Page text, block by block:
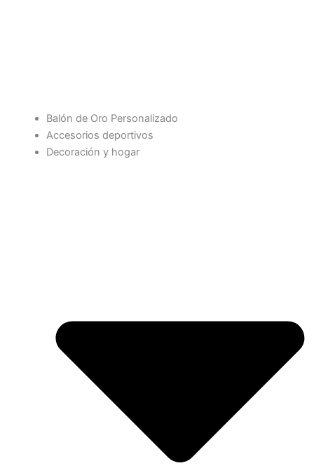
Balón de Oro Personalizado
Accesorios deportivos
Decoración y hogar